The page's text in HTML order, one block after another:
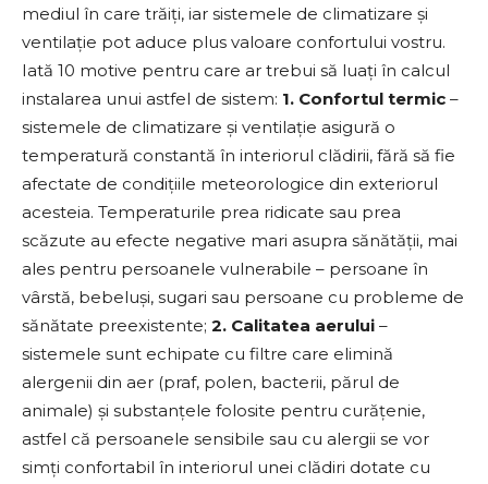
mediul în care trăiți, iar sistemele de climatizare și
ventilație pot aduce plus valoare confortului vostru.
Iată 10 motive pentru care ar trebui să luați în calcul
instalarea unui astfel de sistem: 1. Confortul termic –
sistemele de climatizare și ventilație asigură o
temperatură constantă în interiorul clădirii, fără să fie
afectate de condițiile meteorologice din exteriorul
acesteia. Temperaturile prea ridicate sau prea
scăzute au efecte negative mari asupra sănătății, mai
ales pentru persoanele vulnerabile – persoane în
vârstă, bebeluși, sugari sau persoane cu probleme de
sănătate preexistente; 2. Calitatea aerului –
sistemele sunt echipate cu filtre care elimină
alergenii din aer (praf, polen, bacterii, părul de
animale) și substanțele folosite pentru curățenie,
astfel că persoanele sensibile sau cu alergii se vor
simți confortabil în interiorul unei clădiri dotate cu